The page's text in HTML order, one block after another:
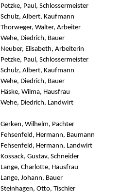
Petzke, Paul, Schlossermeister
Schulz, Albert, Kaufmann
Thorweger, Walter, Arbeiter
Wehe, Diedrich, Bauer
Neuber, Elisabeth, Arbeiterin
Petzke, Paul, Schlossermeister
Schulz, Albert, Kaufmann
Wehe, Diedrich, Bauer
Häske, Wilma, Hausfrau
Wehe, Diedrich, Landwirt
Gerken, Wilhelm, Pächter
Fehsenfeld, Hermann, Baumann
Fehsenfeld, Hermann, Landwirt
Kossack, Gustav, Schneider
Lange, Charlotte, Hausfrau
Lange, Johann, Bauer
Steinhagen, Otto, Tischler